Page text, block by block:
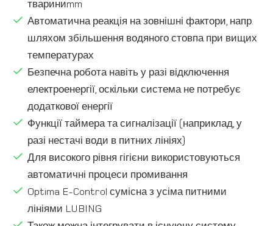
твариниmm
Автоматична реакція на зовнішні фактори, напр.
шляхом збільшення водяного стовпа при вищих
температурах
Безпечна робота навіть у разі відключення
електроенергії, оскільки система не потребує
додаткової енергії
Функції таймера та сигналізації (наприклад, у
разі нестачі води в питних лініях)
Для високого рівня гігієни використовуються
автоматичні процеси промивання
Optima E-Control сумісна з усіма питними
лініями LUBING